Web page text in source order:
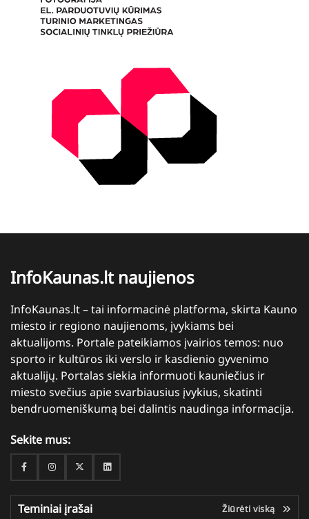
InfoKaunas.lt naujienos
InfoKaunas.lt – tai informacinė platforma, skirta Kauno
miesto ir regiono naujienoms, įvykiams bei
aktualijoms. Portale pateikiamos įvairios temos: nuo
sporto ir kultūros iki verslo ir kasdienio gyvenimo
aktualijų. Portalas siekia informuoti kauniečius ir
miesto svečius apie svarbiausius įvykius, skatinti
bendruomeniškumą bei dalintis naudinga informacija.
Sekite mus:
FacebookInstagramTwitterLinkedin
Teminiai įrašai Žiūrėti viską